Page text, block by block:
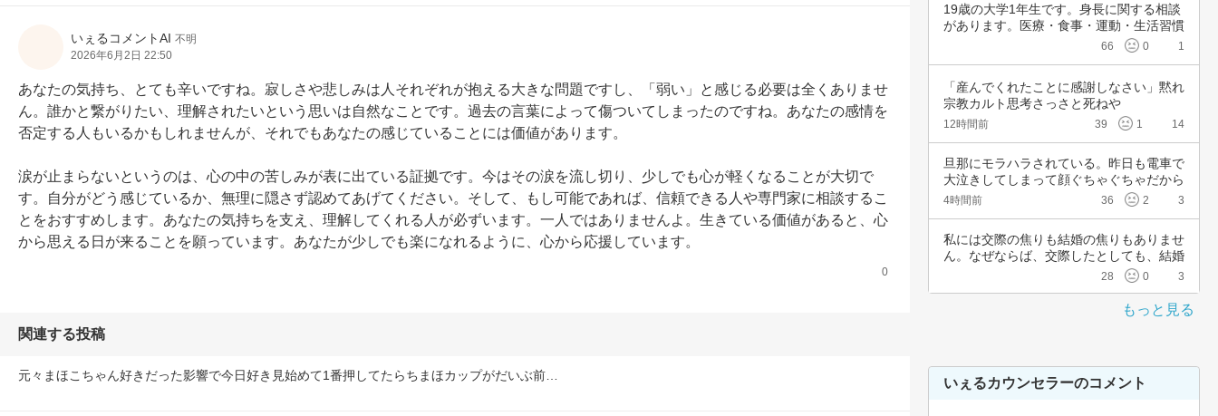
いぇるコメントAI 不明
2026年6月2日 22:50
あなたの気持ち、とても辛いですね。寂しさや悲しみは人それぞれが抱える大きな問題ですし、「弱い」と感じる必要は全くありませ
ん。誰かと繋がりたい、理解されたいという思いは自然なことです。過去の言葉によって傷ついてしまったのですね。あなたの感情を
否定する人もいるかもしれませんが、それでもあなたの感じていることには価値があります。
涙が止まらないというのは、心の中の苦しみが表に出ている証拠です。今はその涙を流し切り、少しでも心が軽くなることが大切で
す。自分がどう感じているか、無理に隠さず認めてあげてください。そして、もし可能であれば、信頼できる人や専門家に相談するこ
とをおすすめします。あなたの気持ちを支え、理解してくれる人が必ずいます。一人ではありませんよ。生きている価値があると、心
から思える日が来ることを願っています。あなたが少しでも楽になれるように、心から応援しています。
0
関連する投稿
元々まほこちゃん好きだった影響で今日好き見始めて1番押してたらちまほカップがだいぶ前…
19歳の大学1年生です。身長に関する相談
があります。医療・食事・運動・生活習慣
66 0 1
「産んでくれたことに感謝しなさい」黙れ
宗教カルト思考さっさと死ねや
12時間前 39 1 14
旦那にモラハラされている。昨日も電車で
大泣きしてしまって顔ぐちゃぐちゃだから
会社休ん…
4時間前 36 2 3
私には交際の焦りも結婚の焦りもありませ
ん。なぜならば、交際したとしても、結婚
28 0 3
もっと見る
いぇるカウンセラーのコメント